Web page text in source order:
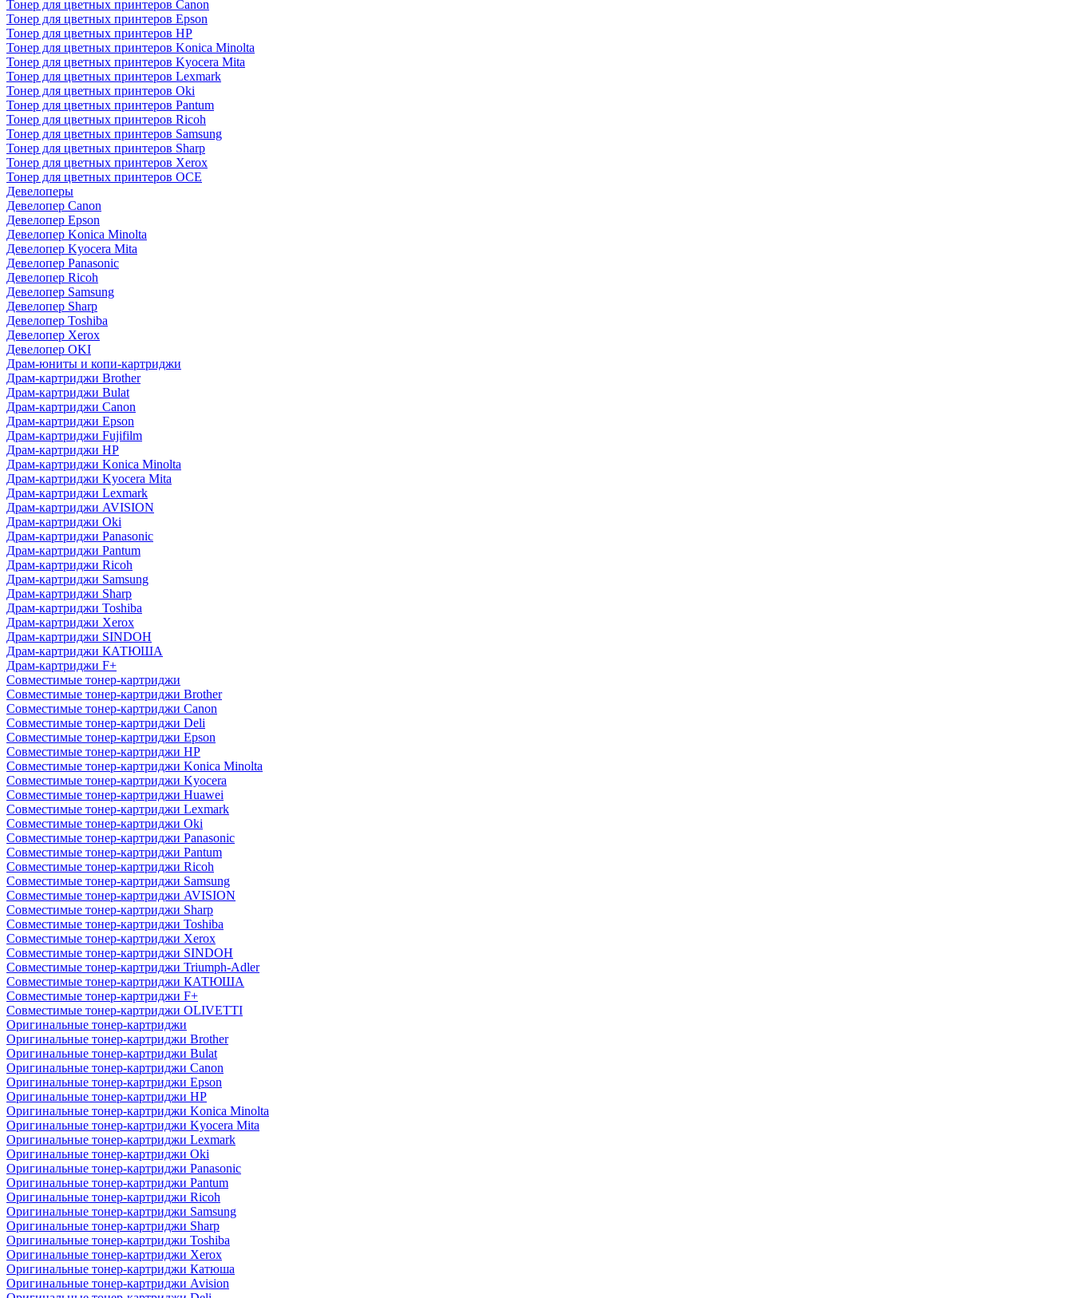
Тонер для цветных принтеров Canon
Тонер для цветных принтеров Epson
Тонер для цветных принтеров HP
Тонер для цветных принтеров Konica Minolta
Тонер для цветных принтеров Kyocera Mita
Тонер для цветных принтеров Lexmark
Тонер для цветных принтеров Oki
Тонер для цветных принтеров Pantum
Тонер для цветных принтеров Ricoh
Тонер для цветных принтеров Samsung
Тонер для цветных принтеров Sharp
Тонер для цветных принтеров Xerox
Тонер для цветных принтеров OCE
Девелоперы
Девелопер Canon
Девелопер Epson
Девелопер Konica Minolta
Девелопер Kyocera Mita
Девелопер Panasonic
Девелопер Ricoh
Девелопер Samsung
Девелопер Sharp
Девелопер Toshiba
Девелопер Xerox
Девелопер OKI
Драм-юниты и копи-картриджи
Драм-картриджи Brother
Драм-картриджи Bulat
Драм-картриджи Canon
Драм-картриджи Epson
Драм-картриджи Fujifilm
Драм-картриджи HP
Драм-картриджи Konica Minolta
Драм-картриджи Kyocera Mita
Драм-картриджи Lexmark
Драм-картриджи AVISION
Драм-картриджи Oki
Драм-картриджи Panasonic
Драм-картриджи Pantum
Драм-картриджи Ricoh
Драм-картриджи Samsung
Драм-картриджи Sharp
Драм-картриджи Toshiba
Драм-картриджи Xerox
Драм-картриджи SINDOH
Драм-картриджи КАТЮША
Драм-картриджи F+
Совместимые тонер-картриджи
Совместимые тонер-картриджи Brother
Совместимые тонер-картриджи Canon
Совместимые тонер-картриджи Deli
Совместимые тонер-картриджи Epson
Совместимые тонер-картриджи HP
Совместимые тонер-картриджи Konica Minolta
Совместимые тонер-картриджи Kyocera
Совместимые тонер-картриджи Huawei
Совместимые тонер-картриджи Lexmark
Совместимые тонер-картриджи Oki
Совместимые тонер-картриджи Panasonic
Совместимые тонер-картриджи Pantum
Совместимые тонер-картриджи Ricoh
Совместимые тонер-картриджи Samsung
Совместимые тонер-картриджи AVISION
Совместимые тонер-картриджи Sharp
Совместимые тонер-картриджи Toshiba
Совместимые тонер-картриджи Xerox
Совместимые тонер-картриджи SINDOH
Совместимые тонер-картриджи Triumph-Adler
Совместимые тонер-картриджи КАТЮША
Совместимые тонер-картриджи F+
Совместимые тонер-картриджи OLIVETTI
Оригинальные тонер-картриджи
Оригинальные тонер-картриджи Brother
Оригинальные тонер-картриджи Bulat
Оригинальные тонер-картриджи Canon
Оригинальные тонер-картриджи Epson
Оригинальные тонер-картриджи HP
Оригинальные тонер-картриджи Konica Minolta
Оригинальные тонер-картриджи Kyocera Mita
Оригинальные тонер-картриджи Lexmark
Оригинальные тонер-картриджи Oki
Оригинальные тонер-картриджи Panasonic
Оригинальные тонер-картриджи Pantum
Оригинальные тонер-картриджи Ricoh
Оригинальные тонер-картриджи Samsung
Оригинальные тонер-картриджи Sharp
Оригинальные тонер-картриджи Toshiba
Оригинальные тонер-картриджи Xerox
Оригинальные тонер-картриджи Катюша
Оригинальные тонер-картриджи Avision